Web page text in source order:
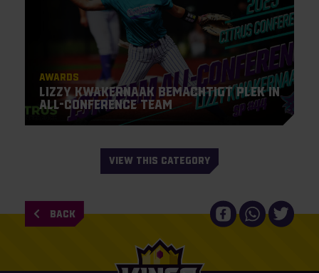
Awards
Lizzy Kwakernaak bemachtigt plek in
All-Conference Team
VIEW THIS CATEGORY
BACK